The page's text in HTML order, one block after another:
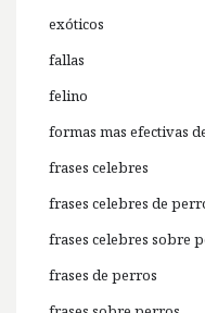
exóticos
fallas
felino
formas mas efectivas
frases celebres
frases celebres de
frases celebres sobre
frases de perros